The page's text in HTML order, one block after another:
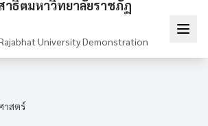
าธิตมหาวิทยาลัยราชภัฏ
University Demonstration
สตร์